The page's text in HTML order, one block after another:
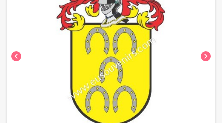
chevron_left chevron_right